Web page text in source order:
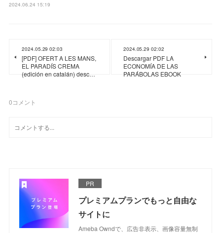
2024.06.24 15:19
2024.05.29 02:03
[PDF] OFERT A LES MANS,
EL PARADÍS CREMA
(edición en catalán) desc…
2024.05.29 02:02
Descargar PDF LA
ECONOMÍA DE LAS
PARÁBOLAS EBOOK
0コメント
PR
プレミアムプランでもっと自由な
サイトに
Ameba Owndで、広告非表示、画像容量無制